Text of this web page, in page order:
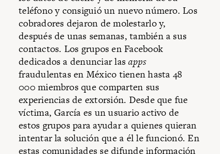
teléfono y consiguió un nuevo número. Los
cobradores dejaron de molestarlo y,
después de unas semanas, también a sus
contactos. Los grupos en Facebook
dedicados a denunciar lasapps
fraudulentas en México tienen hasta 48
000 miembros que comparten sus
experiencias de extorsión. Desde que fue
víctima, García es un usuario activo de
estos grupos para ayudar a quienes quieran
intentar la solución que a él le funcionó. En
estas comunidades se difunde información